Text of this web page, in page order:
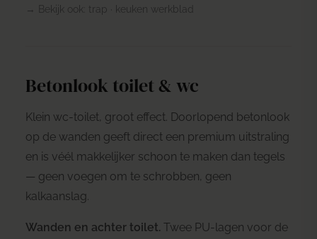
→ Bekijk ook: trap keuken werkblad
Betonlook toilet & wc
Klein wc-toilet, groot effect. Doorlopend betonlook
op de wanden geeft direct een premium uitstraling
en is véél makkelijker schoon te maken dan tegels
— geen voegen om te schrobben, geen
kalkaanslag.
Wanden en achter toilet. Twee PU-lagen voor de